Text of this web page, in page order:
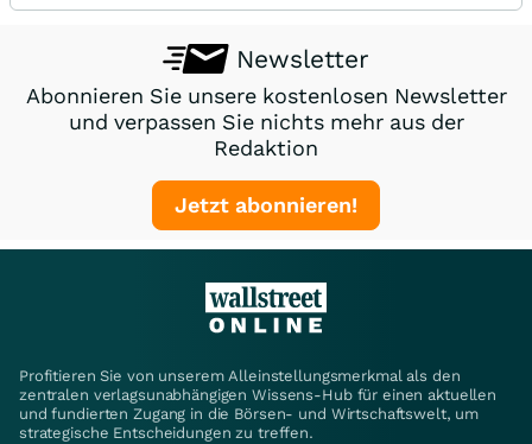
Newsletter
Abonnieren Sie unsere kostenlosen Newsletter
und verpassen Sie nichts mehr aus der
Redaktion
Jetzt abonnieren!
Profitieren Sie von unserem Alleinstellungsmerkmal als den
zentralen verlagsunabhängigen Wissens-Hub für einen aktuellen
und fundierten Zugang in die Börsen- und Wirtschaftswelt, um
strategische Entscheidungen zu treffen.